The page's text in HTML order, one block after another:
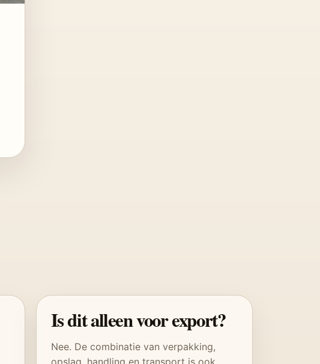
Is dit alleen voor export?
Nee. De combinatie van verpakking,
opslag, handling en transport is ook